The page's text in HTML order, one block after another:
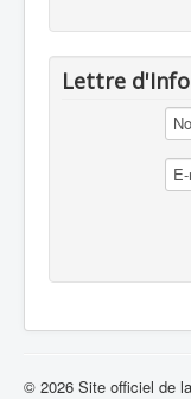
Lettre
© 2026 Site officiel de